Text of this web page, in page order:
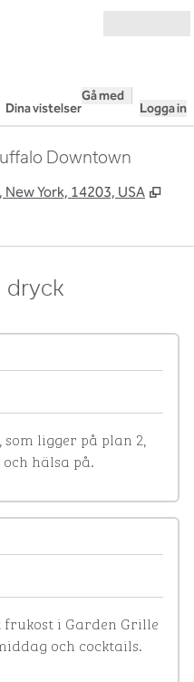
Dina vistelser
Gå med
Logga in
Downtown
York, 14203, USA ,
dryck
& Bar
ligger på plan 2,
hälsa på.
& Bar
frukost i Garden Grille
och cocktails.